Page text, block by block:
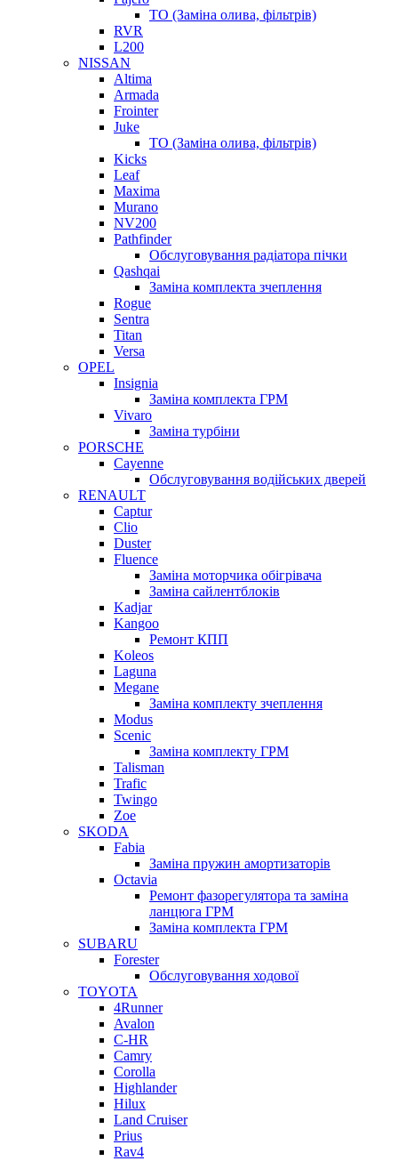
ТО (Заміна олива, фільтрів)
RVR
L200
NISSAN
Altima
Armada
Frointer
Juke
ТО (Заміна олива, фільтрів)
Kicks
Leaf
Maxima
Murano
NV200
Pathfinder
Обслуговування радіатора пічки
Qashqai
Заміна комплекта зчеплення
Rogue
Sentra
Titan
Versa
OPEL
Insignia
Заміна комплекта ГРМ
Vivaro
Заміна турбіни
PORSCHE
Cayenne
Обслуговування водійських дверей
RENAULT
Captur
Clio
Duster
Fluence
Заміна моторчика обігрівача
Заміна сайлентблоків
Kadjar
Kangoo
Ремонт КПП
Koleos
Laguna
Megane
Заміна комплекту зчеплення
Modus
Scenic
Заміна комплекту ГРМ
Talisman
Trafic
Twingo
Zoe
SKODA
Fabia
Заміна пружин амортизаторів
Octavia
Ремонт фазорегулятора та заміна
ланцюга ГРМ
Заміна комплекта ГРМ
SUBARU
Forester
Обслуговування ходової
TOYOTA
4Runner
Avalon
C-HR
Camry
Corolla
Highlander
Hilux
Land Cruiser
Prius
Rav4